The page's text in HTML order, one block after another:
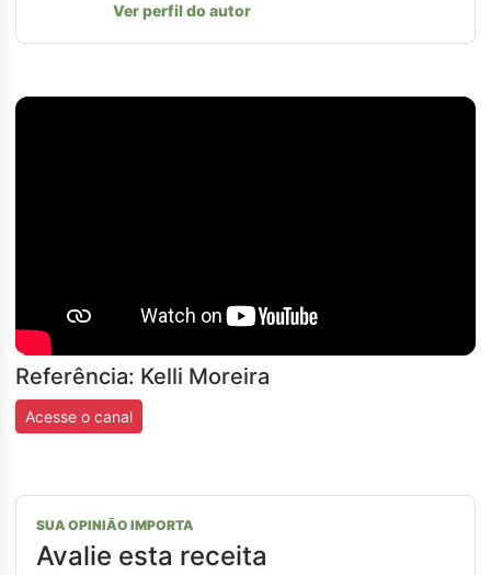
Ver perfil do autor
Referência: Kelli Moreira
Acesse o canal
SUA OPINIÃO IMPORTA
Avalie esta receita